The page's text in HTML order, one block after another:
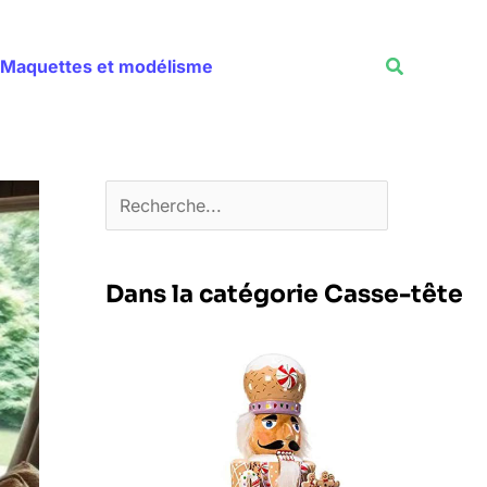
Maquettes et modélisme
Dans la catégorie Casse-tête